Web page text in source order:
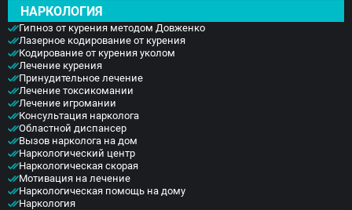
НАРКОЛОГИЯ
Гипноз от курения методом Довженко
Лазерное кодирование от курения
Кодирование от курения уколом
Лечение курения
Принудительное лечение
Лечение токсикомании
Лечение игромании
Консультация нарколога
Областной диспансер
Вызов нарколога на дом
Наркологический центр
Наркологическая скорая
Мотивация на лечение
Наркологическая помощь на дому
Наркология